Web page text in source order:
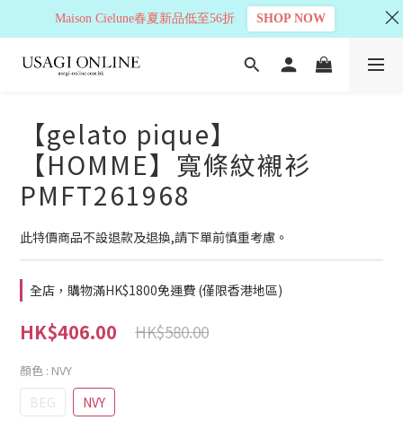
【gelato pique】
【HOMME】寬條紋襯衫
PMFT261968
此特價商品不設退款及退換,請下單前慎重考慮。
全店，購物滿HK$1800免運費 (僅限香港地區)
HK$406.00 HK$580.00
顏色 : NVY
BEG NVY
Maison Cielune春夏新品低至56折 SHOP NOW